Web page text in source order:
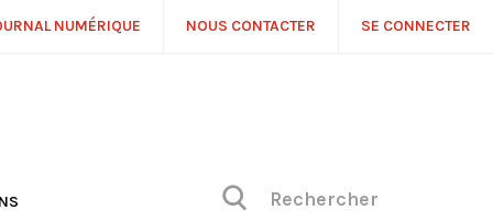
NUMÉRIQUE NOUS CONTACTER SE CONNECTER